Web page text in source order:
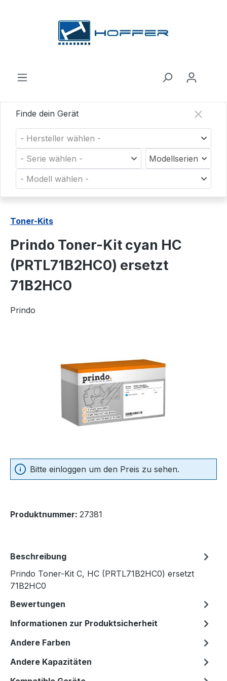
Finde dein Gerät
- Hersteller wählen -
- Serie wählen -
Modellserien
- Modell wählen -
Toner-Kits
Prindo Toner-Kit cyan HC
(PRTL71B2HC0) ersetzt
71B2HC0
Prindo
Bitte einloggen um den Preis zu sehen.
Produktnummer: 27381
Beschreibung
Prindo Toner-Kit C, HC (PRTL71B2HC0) ersetzt
71B2HC0
Bewertungen
Informationen zur Produktsicherheit
Andere Farben
Andere Kapazitäten